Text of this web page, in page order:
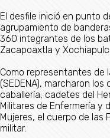
El desfile inició en punto
agrupamiento de
360 integrantes de los
Zacapoaxtla y
Como representantes de
(SEDENA), marcharon
caballería, cadetes del
Militares de Enfermería y
Mujeres, el cuerpo de las
militar.